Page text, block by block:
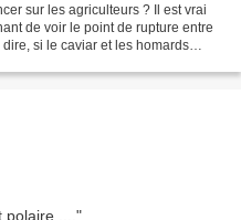
sur les agriculteurs ? Il est vrai
de voir le point de rupture entre
si le caviar et les homards